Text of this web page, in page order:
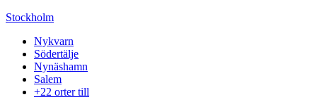
Stockholm
Nykvarn
Södertälje
Nynäshamn
Salem
+22 orter till